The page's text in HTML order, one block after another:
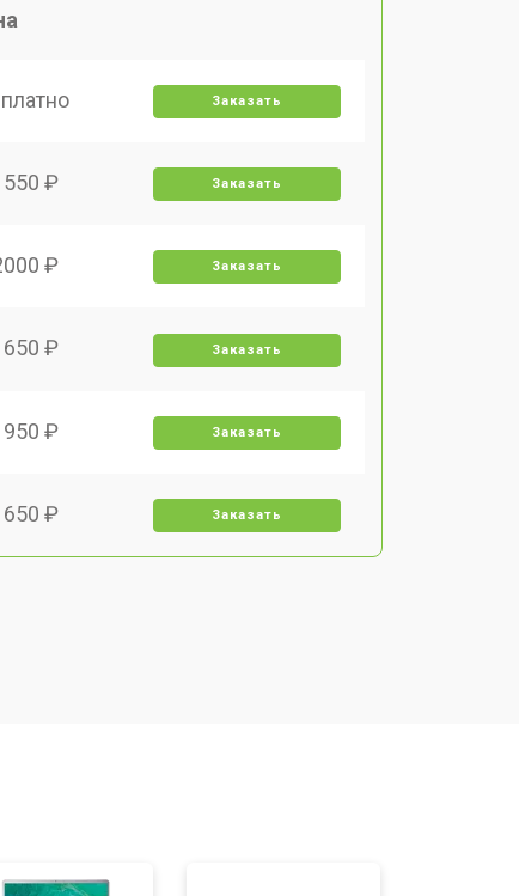
Заказать
₽ Заказать
₽ Заказать
₽ Заказать
₽ Заказать
₽ Заказать